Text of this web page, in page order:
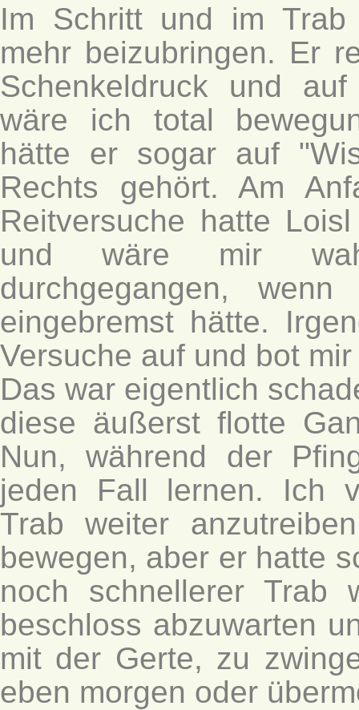
Im Schritt und im
mehr beizubringen. Er
Schenkeldruck und
wäre ich total
hätte er sogar auf
Rechts gehört. Am
Reitversuche hatte
und wäre mir
durchgegangen,
eingebremst hätte.
Versuche auf und bot
Das war eigentlich
diese äußerst flotte
Nun, während der
jeden Fall lernen. Ich
Trab weiter
bewegen, aber er hatte
noch schnellerer Trab
beschloss abzuwarten
mit der Gerte, zu
eben morgen oder